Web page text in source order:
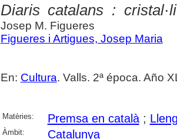
Diaris catalans :
Josep M. Figueres
Figueres i Artigues, Josep Maria
En: Cultura. Valls. 2ª época. Año
Matèries: Premsa en català;
Àmbit: Catalunya